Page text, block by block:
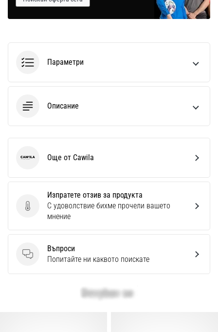
Параметри
Описание
Изпратете отзив за продукта
Изпратете отзив за продукта
С удоволствие бихме прочели вашето
мнение
Въпроси
Въпроси
Попитайте ни каквото поискате
Cawila Още от Cawila